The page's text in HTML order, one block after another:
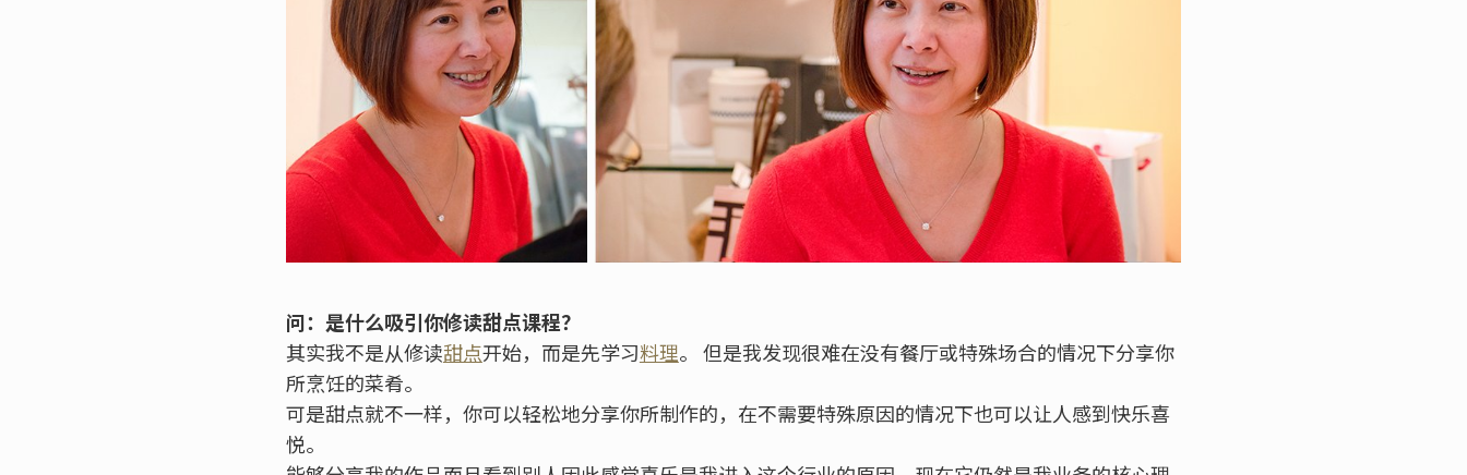
问：是什么吸引你修读甜点课程？
其实我不是从修读甜点开始，而是先学习料理。 但是我发现很难在没有餐厅或特殊场合的情况下分享你
所烹饪的菜肴。
可是甜点就不一样，你可以轻松地分享你所制作的，在不需要特殊原因的情况下也可以让人感到快乐喜
悦。